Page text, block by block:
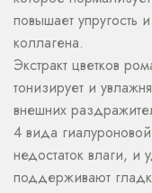
повышает упругость
коллагена.
Экстракт цветков
тонизирует и
внешних
4 вида
недостаток влаги,
поддерживают